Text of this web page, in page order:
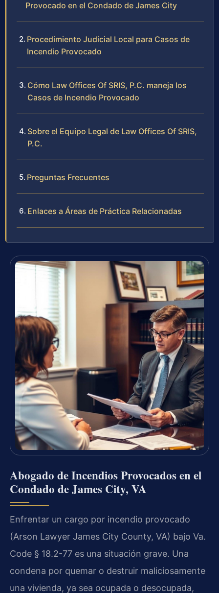
Provocado en el Condado de James City
Procedimiento Judicial Local para Casos de
Incendio Provocado
Cómo Law Offices Of SRIS, P.C. maneja los
Casos de Incendio Provocado
Sobre el Equipo Legal de Law Offices Of SRIS,
P.C.
Preguntas Frecuentes
Enlaces a Áreas de Práctica Relacionadas
Abogado de Incendios Provocados en el
Condado de James City, VA
Enfrentar un cargo por incendio provocado
(Arson Lawyer James City County, VA) bajo Va.
Code § 18.2-77 es una situación grave. Una
condena por quemar o destruir maliciosamente
una vivienda, ya sea ocupada o desocupada,